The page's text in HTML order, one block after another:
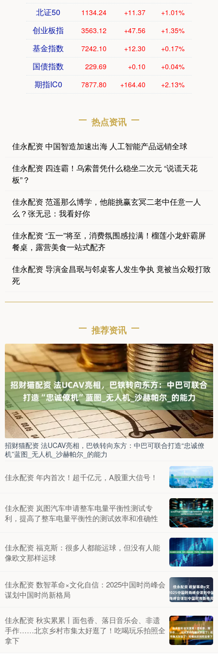
北证50 1134.24 +11.37 +1.01%
创业板指 3563.12 +47.56 +1.35%
基金指数 7242.10 +12.30 +0.17%
国债指数 229.69 +0.10 +0.04%
期指IC0 7877.80 +164.40 +2.13%
热点资讯
佳永配资 中国智造加速出海 人工智能产品远销全球
佳永配资 四连霸！乌索普凭什么稳坐二次元 “说谎天花
板”？
佳永配资 范遥那么博学，他能挑赢玄冥二老中任意一人
么？张无忌：我看好你
佳永配资 “五一”将至，消费氛围感拉满！榴莲小龙虾霸屏
餐桌，露营美食一站式配齐
佳永配资 导演金昌珉与邻桌客人发生争执 竟被当众殴打致
死
推荐资讯
招财猫配资 法UCAV亮相，巴铁转向东方：中巴可联合打造“忠诚僚
机”蓝图_无人机_沙赫帕尔_的能力
佳永配资 年内首次！超千亿元，A股重大信号！
佳永配资 岚图汽车申请整车电量平衡性测试专
利，提高了整车电量平衡性的测试效率和准确性
佳永配资 福克斯：很多人都能运球，但没有人能
像欧文那样运球
佳永配资 数智革命×文化自信：2025中国时尚峰会
谋划中国时尚新格局
佳永配资 秋实累累丨面包香、落日音乐会、非遗
手作……北京乡村市集太好逛了！吃喝玩乐拍照全
拿下